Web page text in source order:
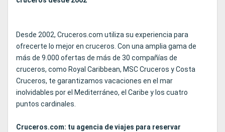
Desde 2002, Cruceros.com utiliza su experiencia para
ofrecerte lo mejor en cruceros. Con una amplia gama de
más de 9.000 ofertas de más de 30 compañías de
cruceros, como Royal Caribbean, MSC Cruceros y Costa
Cruceros, te garantizamos vacaciones en el mar
inolvidables por el Mediterráneo, el Caribe y los cuatro
puntos cardinales.
Cruceros.com: tu agencia de viajes para reservar